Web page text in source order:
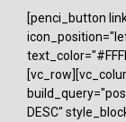
[penci_button
DESC"